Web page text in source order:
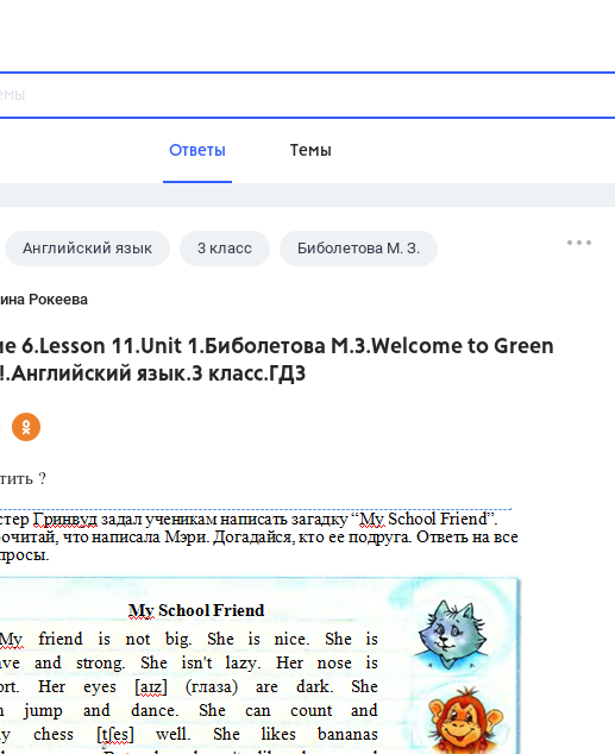
Ответы Темы
Домашнее задание
Габриелян О.С.,
Рудзитис Г.Е.,Цыбулько И.П.,Атанасян Л.С.,
Отношения,Любовь,Красота, Воспитание
ПОКАЗАТЬ ВСЕ
Английский язык 3 класс Биболетова М. З.
Рокеева
6.Lesson 11.Unit 1.Биболетова М.З.Welcome to Green
язык.3 класс.ГДЗ
?